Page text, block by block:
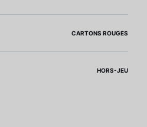
CARTONS ROUGES
HORS-JEU